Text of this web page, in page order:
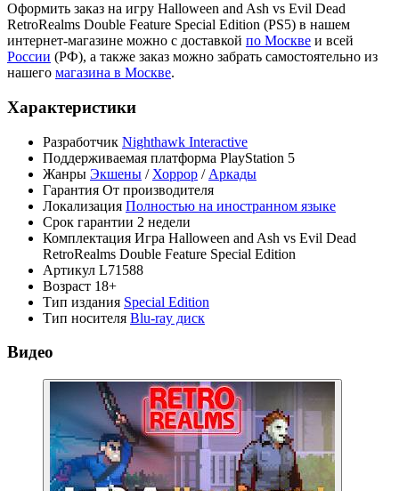
Оформить заказ на игру Halloween and Ash vs Evil Dead
RetroRealms Double Feature Special Edition (PS5) в нашем
интернет-магазине можно с доставкой по Москве и всей
России (РФ), а также заказ можно забрать самостоятельно из
нашего магазина в Москве.
Характеристики
Разработчик Nighthawk Interactive
Поддерживаемая платформа PlayStation 5
Жанры Экшены / Хоррор / Аркады
Гарантия От производителя
Локализация Полностью на иностранном языке
Срок гарантии 2 недели
Комплектация Игра Halloween and Ash vs Evil Dead
RetroRealms Double Feature Special Edition
Артикул L71588
Возраст 18+
Тип издания Special Edition
Тип носителя Blu-ray диск
Видео